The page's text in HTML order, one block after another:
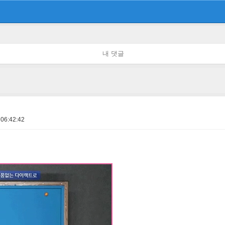
내 댓글